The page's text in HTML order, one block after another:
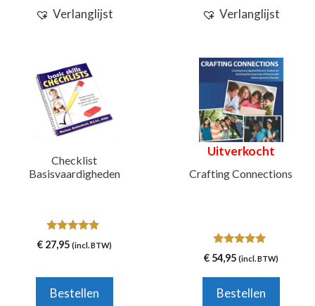
Verlanglijst Verlanglijst
Checklist
Basisvaardigheden
5.00
van 5
€27,95 (incl. BTW)
Bestellen
Uitverkocht
Crafting Connections
5.00
van 5
€54,95 (incl. BTW)
Bestellen